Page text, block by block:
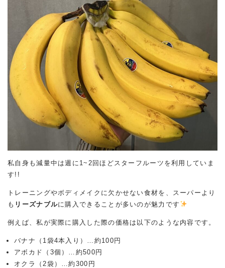
私自身も減量中は週に1~2回ほどスターフルーツを利用していま
す!!
トレーニングやボディメイクに欠かせない食材を、スーパーより
も リーズナブルに購入できることが多いのが魅力です
例えば、私が実際に購入した際の価格は以下のような内容です。
バナナ（1袋4本入り）…約100円
アボカド（3個）…約500円
オクラ（2袋）…約300円